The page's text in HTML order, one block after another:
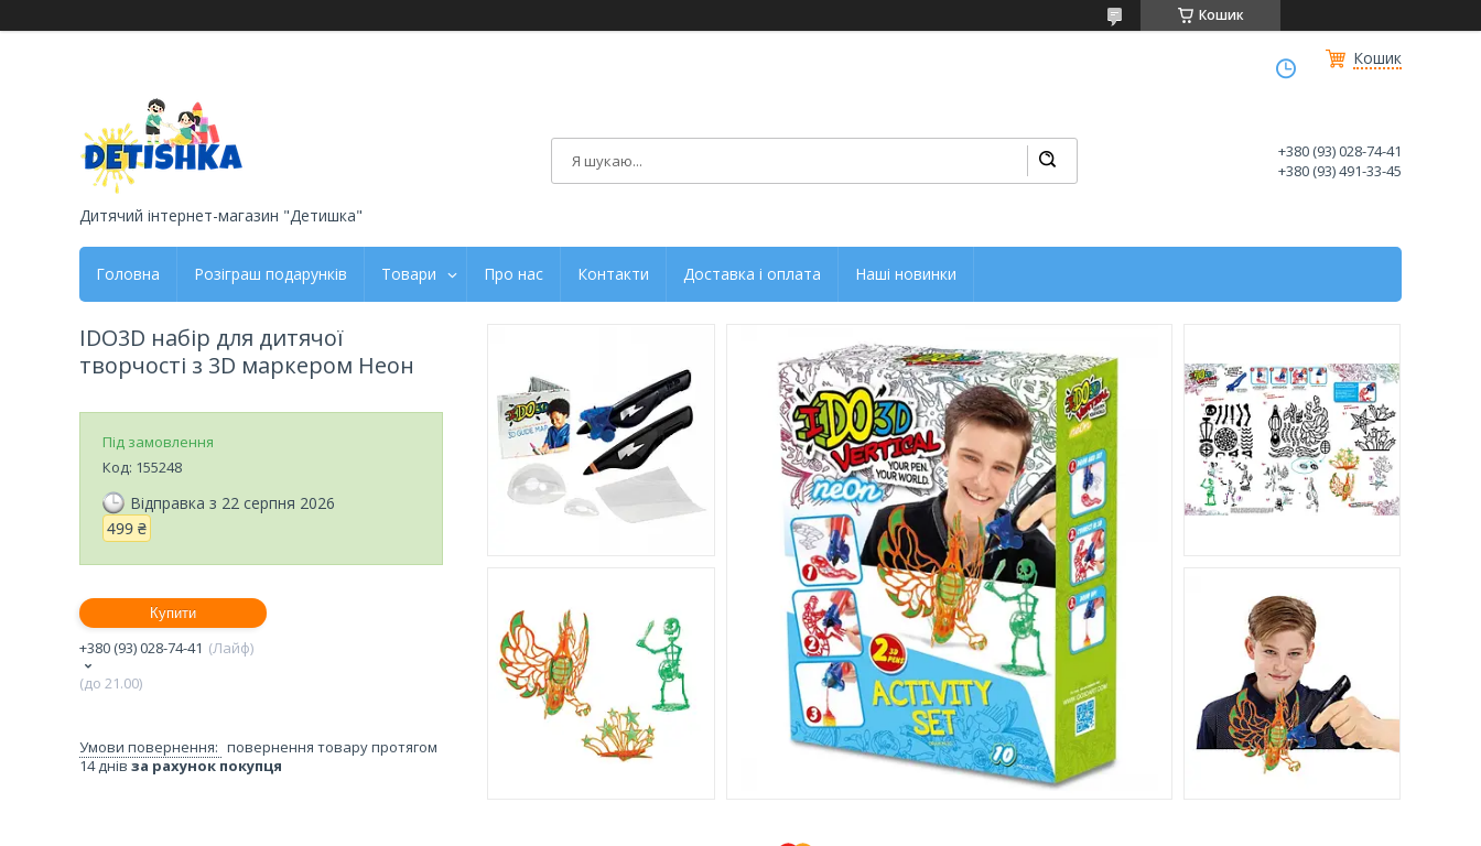
Кошик
Кошик
Дитячий інтернет-магазин "Детишка"
+380 (93) 028-74-41
+380 (93) 491-33-45
Головна Розіграш подарунків Товари Про нас Контакти Доставка і оплата Наші новинки
IDO3D набір для дитячої
творчості з 3D маркером Неон
Під замовлення
Код: 155248
Відправка з 22 серпня 2026
499 ₴
Купити
+380 (93) 028-74-41
Лайф
(до 21.00)
повернення товару протягом
14 днів за рахунок покупця